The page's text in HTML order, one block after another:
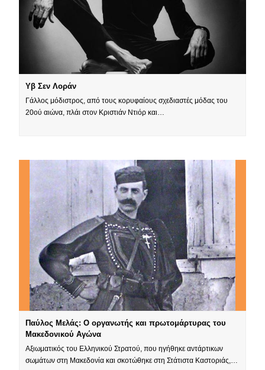
Υβ Σεν Λοράν
Γάλλος μόδιστρος, από τους κορυφαίους σχεδιαστές μόδας του
20ού αιώνα, πλάι στον Κριστιάν Ντιόρ και…
Παύλος Μελάς: Ο οργανωτής και πρωτομάρτυρας του
Μακεδονικού Αγώνα
Αξιωματικός του Ελληνικού Στρατού, που ηγήθηκε αντάρτικων
σωμάτων στη Μακεδονία και σκοτώθηκε στη Στάτιστα Καστοριάς,…